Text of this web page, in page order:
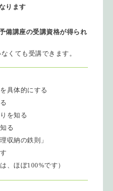
ります
備講座の受講資格が得られ
くても受講できます。
具体的にする
を知る
る
収納の鉄則」
、ほぼ100%です）